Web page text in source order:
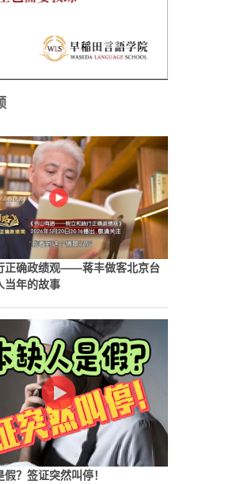
正确政绩观——蒋丰做客北京台
当年的故事
？签证突然叫停！